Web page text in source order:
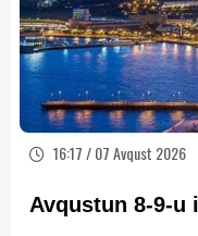
16:17 / 07 Avqust 2026
Avqustun 8-9-u